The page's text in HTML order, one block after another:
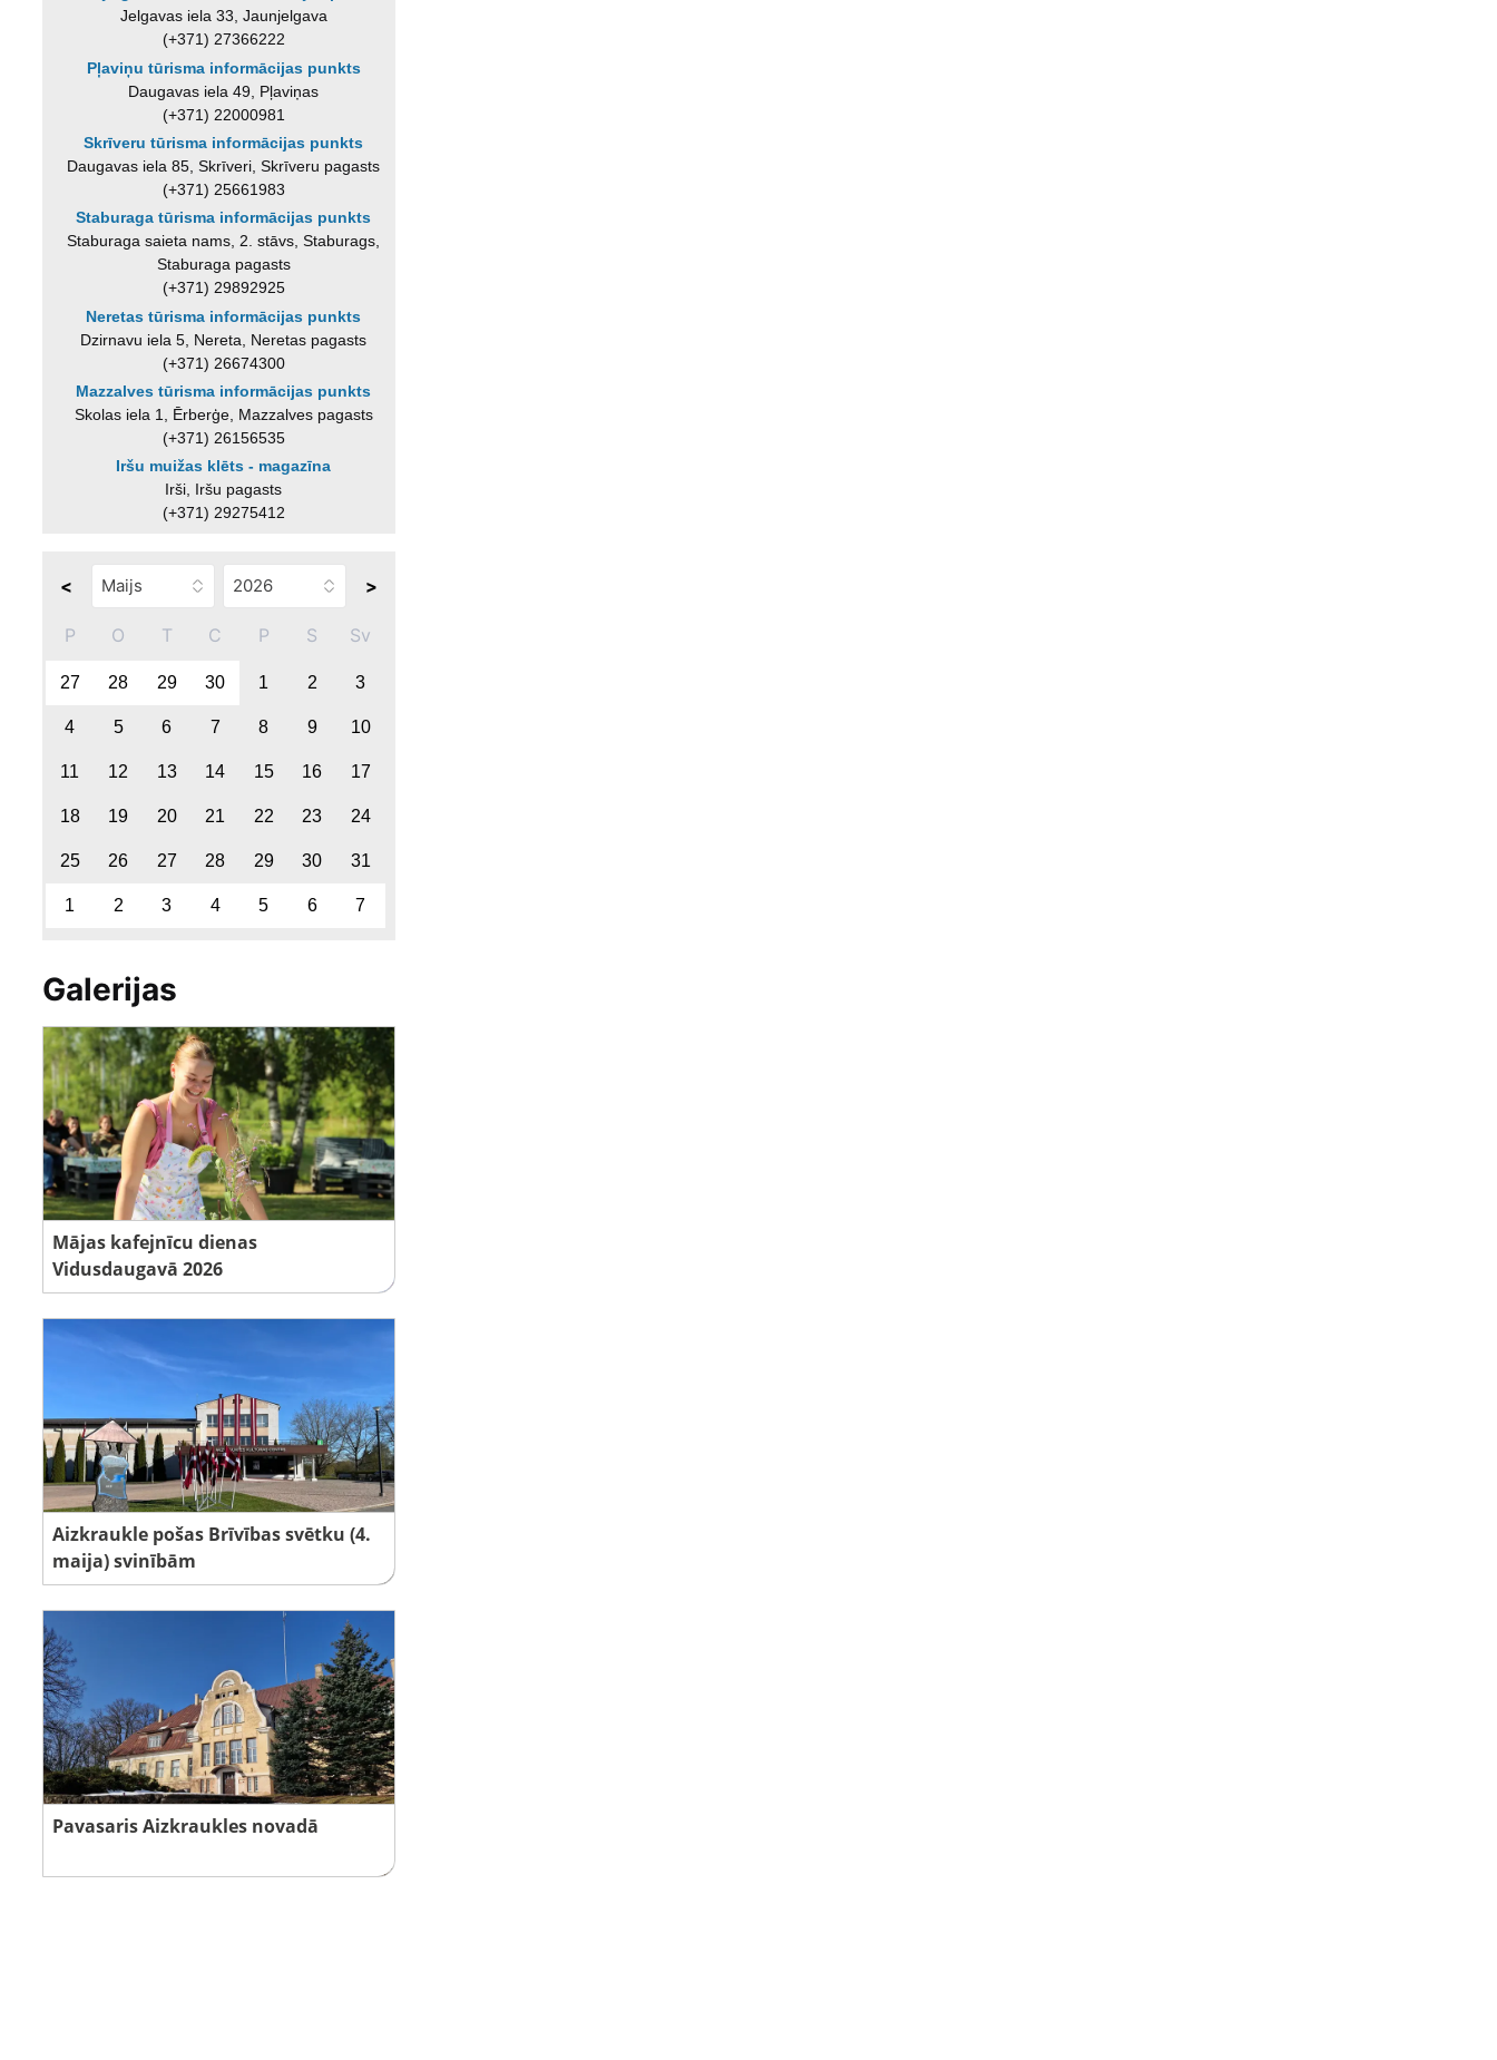
Jelgavas iela 33, Jaunjelgava
(+371) 27366222
Pļaviņu tūrisma informācijas punkts
Daugavas iela 49, Pļaviņas
(+371) 22000981
Skrīveru tūrisma informācijas punkts
Daugavas iela 85, Skrīveri, Skrīveru pagasts
(+371) 25661983
Staburaga tūrisma informācijas punkts
Staburaga saieta nams, 2. stāvs, Staburags,
Staburaga pagasts
(+371) 29892925
Neretas tūrisma informācijas punkts
Dzirnavu iela 5, Nereta, Neretas pagasts
(+371) 26674300
Mazzalves tūrisma informācijas punkts
Skolas iela 1, Ērberģe, Mazzalves pagasts
(+371) 26156535
Iršu muižas klēts - magazīna
Irši, Iršu pagasts
(+371) 29275412
< >
P O T C P S Sv
27 28 29 30 1 2 3
4 5 6 7 8 9 10
11 12 13 14 15 16 17
18 19 20 21 22 23 24
25 26 27 28 29 30 31
1 2 3 4 5 6 7
Galerijas
Mājas kafejnīcu dienas
Vidusdaugavā 2026
Aizkraukle pošas Brīvības svētku (4.
maija) svinībām
Pavasaris Aizkraukles novadā